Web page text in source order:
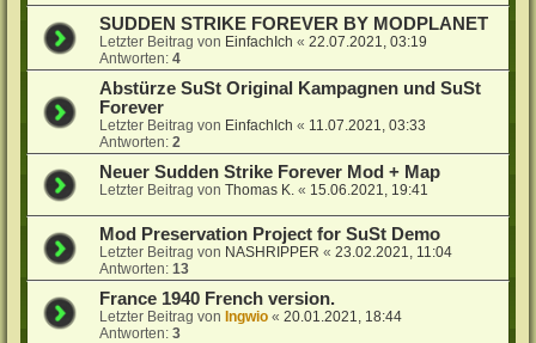
SUDDEN STRIKE FOREVER BY MODPLANET
Letzter Beitrag von EinfachIch «22.07.2021, 03:19
Antworten:4
Abstürze SuSt Original Kampagnen und SuSt
Forever
Letzter Beitrag von EinfachIch « 11.07.2021, 03:33
Antworten:2
Neuer Sudden Strike Forever Mod + Map
Letzter Beitrag vonThomas K. « 15.06.2021, 19:41
Mod Preservation Project for SuSt Demo
Letzter Beitrag von NASHRIPPER «23.02.2021, 11:04
Antworten:13
France 1940 French version.
Letzter Beitrag vonIngwio «20.01.2021, 18:44
Antworten:3